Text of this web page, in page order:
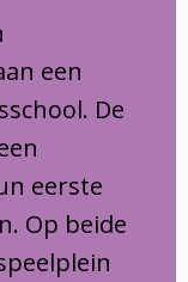
een
De
eerste
Op beide